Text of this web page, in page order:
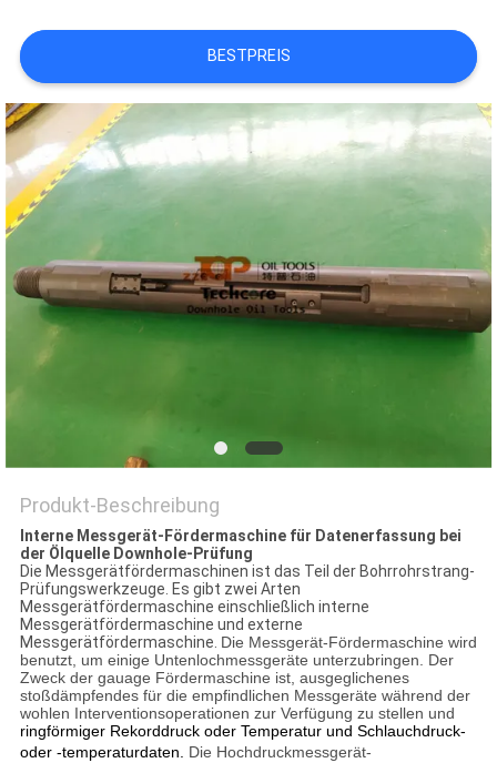
SITEMAP
PRIVACY
POLICY
BESTPREIS
Produkt-Beschreibung
Interne Messgerät-Fördermaschine für Datenerfassung bei
der Ölquelle Downhole-Prüfung
Die Messgerätfördermaschinen ist das Teil der Bohrrohrstrang-
Prüfungswerkzeuge. Es gibt zwei Arten
Messgerätfördermaschine einschließlich interne
Messgerätfördermaschine und externe
Messgerätfördermaschine. Die Messgerät-Fördermaschine wird
benutzt, um einige Untenlochmessgeräte unterzubringen. Der
Zweck der gauage Fördermaschine ist, ausgeglichenes
stoßdämpfendes für die empfindlichen Messgeräte während der
wohlen Interventionsoperationen zur Verfügung zu stellen und
ringförmigerRekorddruck oder Temperatur und Schlauchdruck-
oder -temperaturdaten. Die Hochdruckmessgerät-